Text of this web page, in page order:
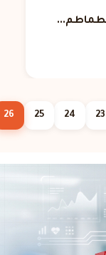
23
24
25
26